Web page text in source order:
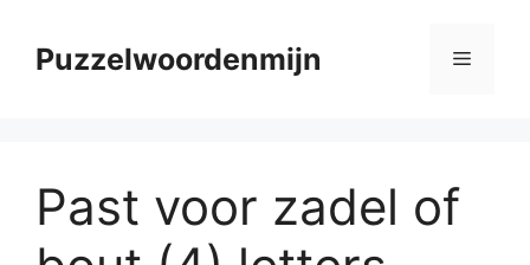
contentPuzzelwoordenmijn Menu
Past voor zadel of